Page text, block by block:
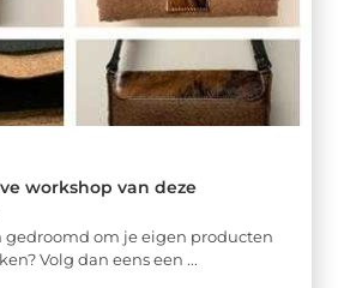
workshop van deze
gedroomd om je eigen producten
Volg dan eens een ...